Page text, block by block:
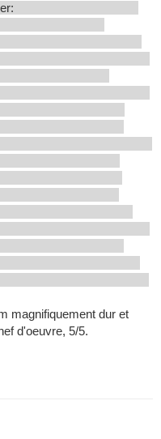
magnifiquement dur et
d'oeuvre, 5/5.